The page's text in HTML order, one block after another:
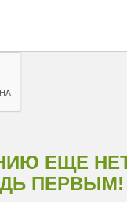
ЕЩЕ
ПЕРВЫМ!